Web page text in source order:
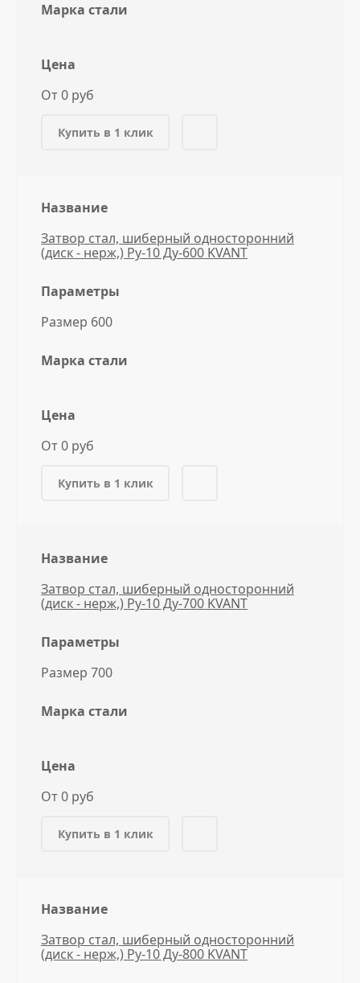
Марка стали
Цена
От 0 руб
Купить в 1 клик
Название
Затвор стал, шиберный односторонний
(диск - нерж,) Ру-10 Ду-600 KVANT
Параметры
Размер 600
Марка стали
Цена
От 0 руб
Купить в 1 клик
Название
Затвор стал, шиберный односторонний
(диск - нерж,) Ру-10 Ду-700 KVANT
Параметры
Размер 700
Марка стали
Цена
От 0 руб
Купить в 1 клик
Название
Затвор стал, шиберный односторонний
(диск - нерж,) Ру-10 Ду-800 KVANT